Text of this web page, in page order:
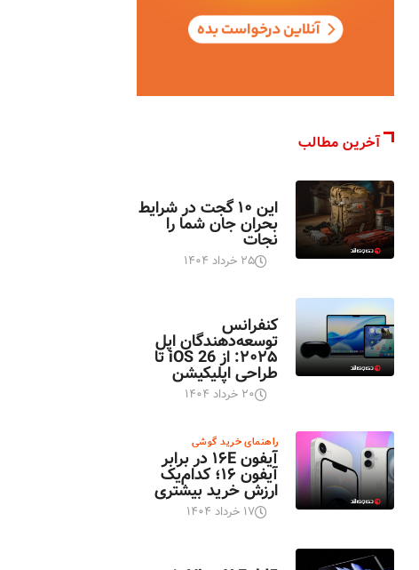
آخرین مطالب
این ۱۰ گجت در شرایط
بحران جان شما را
نجات
۲۵ خرداد ۱۴۰۴
کنفرانس
توسعه‌دهندگان اپل
۲۰۲۵: از iOS 26 تا
طراحی اپلیکیشن
۲۰ خرداد ۱۴۰۴
راهنمای خرید گوشی
آیفون ۱۶E در برابر
آیفون ۱۶؛ کدام‌یک
ارزش خرید بیشتری
۱۷ خرداد ۱۴۰۴